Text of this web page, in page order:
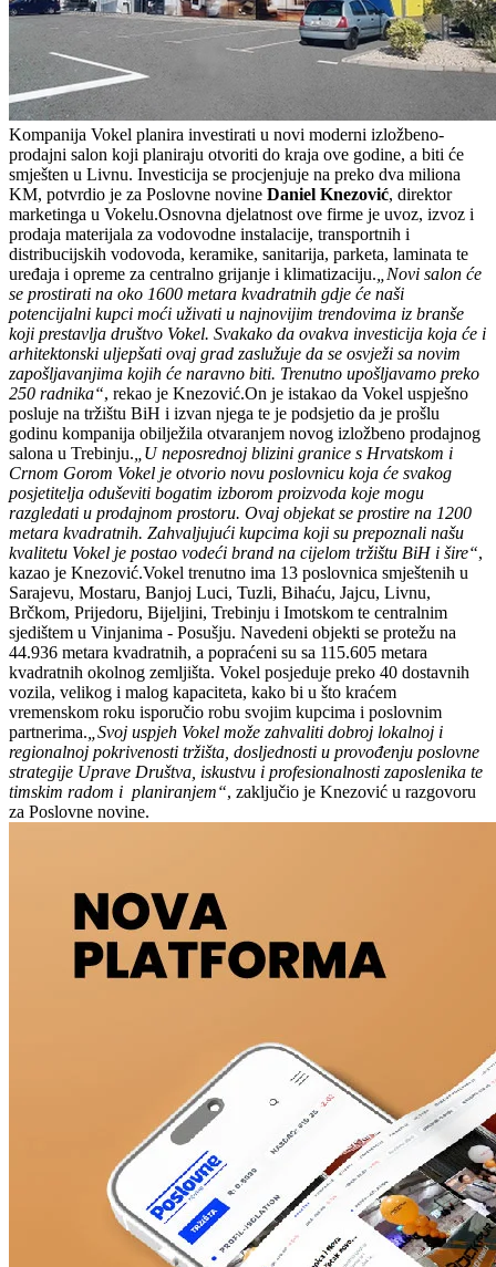
Kompanija Vokel planira investirati u novi moderni izložbeno-
prodajni salon koji planiraju otvoriti do kraja ove godine, a biti će
smješten u Livnu. Investicija se procjenjuje na preko dva miliona
KM, potvrdio je za Poslovne novine Daniel Knezović, direktor
marketinga u Vokelu.Osnovna djelatnost ove firme je uvoz, izvoz i
prodaja materijala za vodovodne instalacije, transportnih i
distribucijskih vodovoda, keramike, sanitarija, parketa, laminata te
uređaja i opreme za centralno grijanje i klimatizaciju. „Novi salon će
se prostirati na oko 1600 metara kvadratnih gdje će naši
potencijalni kupci moći uživati u najnovijim trendovima iz branše
koji prestavlja društvo Vokel. Svakako da ovakva investicija koja će i
arhitektonski uljepšati ovaj grad zaslužuje da se osvježi sa novim
zapošljavanjima kojih će naravno biti. Trenutno upošljavamo preko
250 radnika“, rekao je Knezović.On je istakao da Vokel uspješno
posluje na tržištu BiH i izvan njega te je podsjetio da je prošlu
godinu kompanija obilježila otvaranjem novog izložbeno prodajnog
salona u Trebinju. „U neposrednoj blizini granice s Hrvatskom i
Crnom Gorom Vokel je otvorio novu poslovnicu koja će svakog
posjetitelja oduševiti bogatim izborom proizvoda koje mogu
razgledati u prodajnom prostoru. Ovaj objekat se prostire na 1200
metara kvadratnih. Zahvaljujući kupcima koji su prepoznali našu
kvalitetu Vokel je postao vodeći brand na cijelom tržištu BiH i šire“,
kazao je Knezović.Vokel trenutno ima 13 poslovnica smještenih u
Sarajevu, Mostaru, Banjoj Luci, Tuzli, Bihaću, Jajcu, Livnu,
Brčkom, Prijedoru, Bijeljini, Trebinju i Imotskom te centralnim
sjedištem u Vinjanima - Posušju. Navedeni objekti se protežu na
44.936 metara kvadratnih, a popraćeni su sa 115.605 metara
kvadratnih okolnog zemljišta. Vokel posjeduje preko 40 dostavnih
vozila, velikog i malog kapaciteta, kako bi u što kraćem
vremenskom roku isporučio robu svojim kupcima i poslovnim
partnerima. „Svoj uspjeh Vokel može zahvaliti dobroj lokalnoj i
regionalnoj pokrivenosti tržišta, dosljednosti u provođenju poslovne
strategije Uprave Društva, iskustvu i profesionalnosti zaposlenika te
timskim radom i planiranjem“, zaključio je Knezović u razgovoru
za Poslovne novine.